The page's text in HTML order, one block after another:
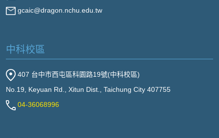
gcaic@dragon.nchu.edu.tw
中科校區
407 台中市西屯區科園路19號(中科校區)
No.19, Keyuan Rd., Xitun Dist., Taichung City 407755
04-36068996